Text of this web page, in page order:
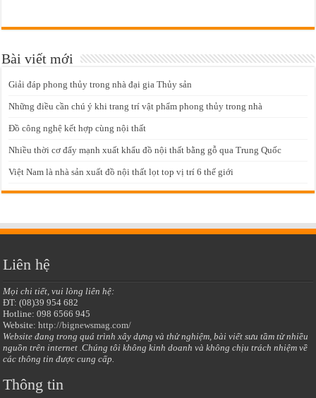
Bài viết mới
Giải đáp phong thủy trong nhà đại gia Thủy sản
Những điều cần chú ý khi trang trí vật phẩm phong thủy trong nhà
Đồ công nghệ kết hợp cùng nội thất
Nhiều thời cơ đẩy mạnh xuất khẩu đồ nội thất bằng gỗ qua Trung Quốc
Việt Nam là nhà sản xuất đồ nội thất lọt top vị trí 6 thế giới
Liên hệ
Mọi chi tiết, vui lòng liên hệ:
ĐT: (08)39 954 682
Hotline: 098 6566 945
Website:http://bignewsmag.com/
Website đang trong quá trình xây dựng và thử nghiệm, bài viết sưu tầm từ nhiều
nguồn trên internet .Chúng tôi không kinh doanh và không chịu trách nhiệm về
các thông tin được cung cấp.
Thông tin